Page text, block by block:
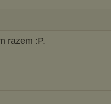
razem :P.